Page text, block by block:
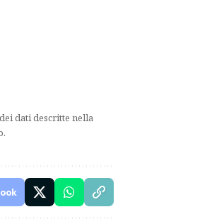
dati descritte nella